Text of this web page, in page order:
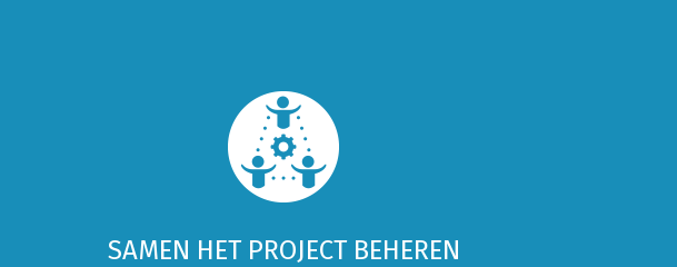
SAMEN HET PROJECT BEHEREN